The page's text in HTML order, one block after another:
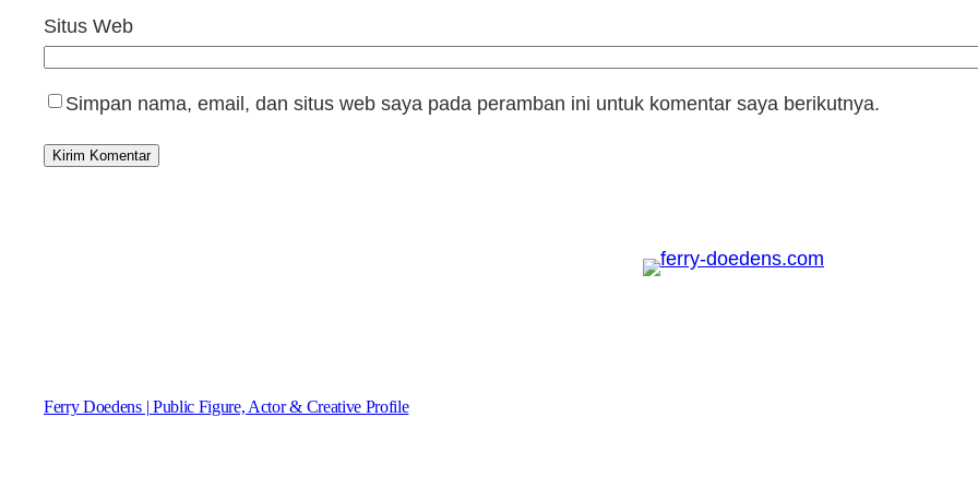
Situs Web
Simpan nama, email, dan situs web saya pada peramban ini untuk komentar saya berikutnya.
Ferry Doedens | Public Figure, Actor & Creative Profile